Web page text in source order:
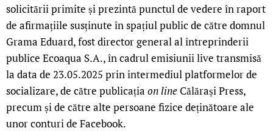
solicitării primite și prezintă punctul de vedere în raport
de afirmațiile susținute în spațiul public de către domnul
Grama Eduard, fost director general al întreprinderii
publice Ecoaqua S.A., în cadrul emisiunii live transmisă
la data de 23.05.2025 prin intermediul platformelor de
socializare, de către publicația on line Călărași Press,
precum și de către alte persoane fizice deținătoare ale
unor conturi de Facebook.